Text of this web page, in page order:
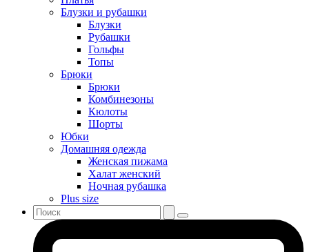
Блузки и рубашки
Блузки
Рубашки
Гольфы
Топы
Брюки
Брюки
Комбинезоны
Кюлоты
Шорты
Юбки
Домашняя одежда
Женская пижама
Халат женский
Ночная рубашка
Plus size